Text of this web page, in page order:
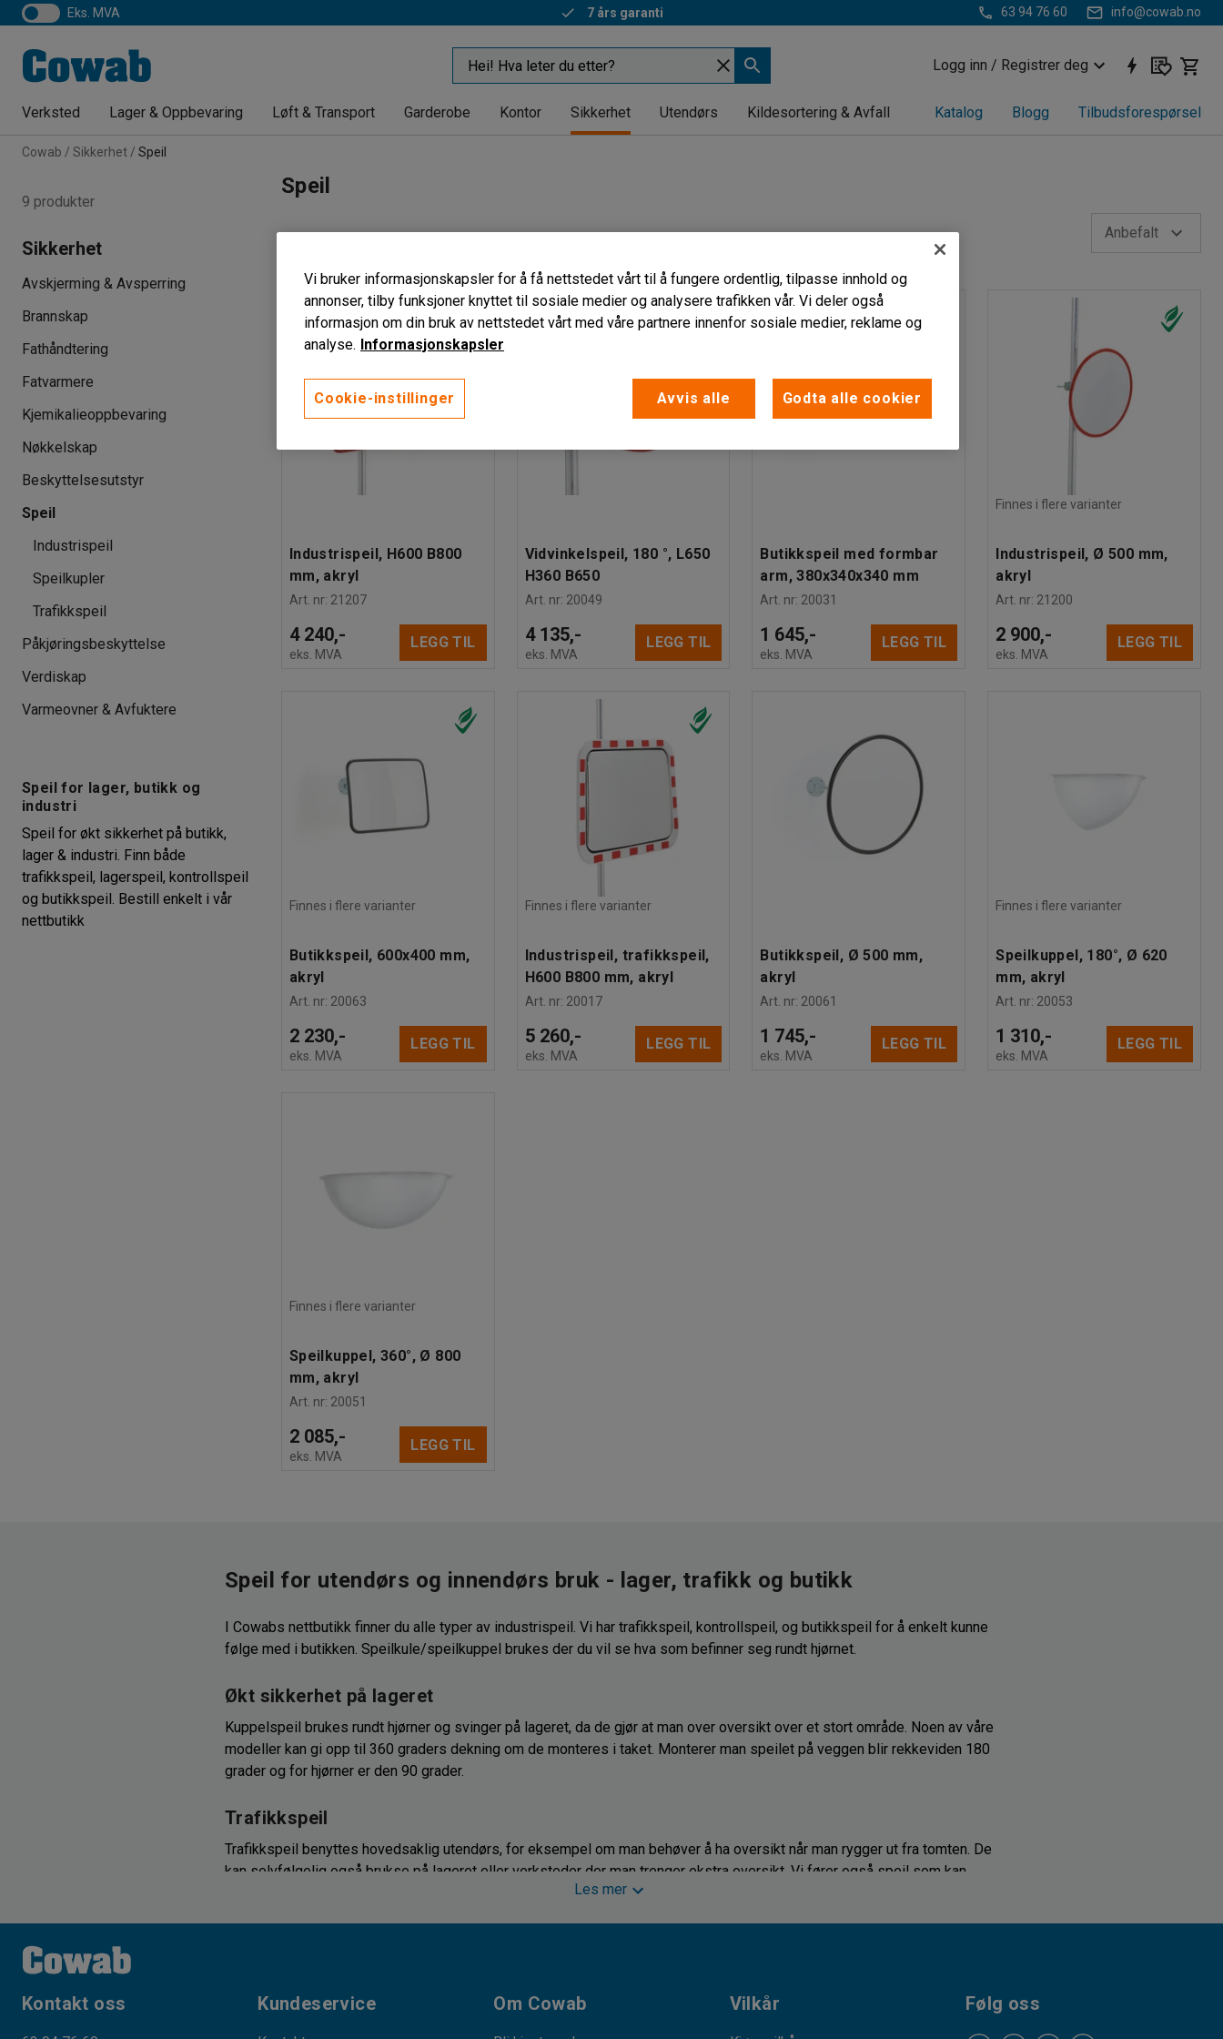
eks. MVA 7 års garanti 63 94 76 60 info@cowab.no
Logg inn / Registrer deg
Verksted Lager & Oppbevaring Løft & Transport Garderobe Kontor Sikkerhet Utendørs Kildesortering & Avfall Katalog Blogg Tilbudsforespørsel
Cowab Sikkerhet Speil
Speil
Anbefalt
Industrispeil, H600 B800
mm, akryl
Art. nr: 21207
4 240,-
eks. MVA
LEGG TIL
Vidvinkelspeil, 180 °, L650
H360 B650
Art. nr: 20049
4 135,-
eks. MVA
LEGG TIL
Butikkspeil med formbar
arm, 380x340x340 mm
Art. nr: 20031
1 645,-
eks. MVA
LEGG TIL
Finnes i flere varianter
Industrispeil, Ø 500 mm,
akryl
Art. nr: 21200
2 900,-
eks. MVA
LEGG TIL
Finnes i flere varianter
Butikkspeil, 600x400 mm,
akryl
Art. nr: 20063
2 230,-
eks. MVA
LEGG TIL
Finnes i flere varianter
Industrispeil, trafikkspeil,
H600 B800 mm, akryl
Art. nr: 20017
5 260,-
eks. MVA
LEGG TIL
Butikkspeil, Ø 500 mm,
akryl
Art. nr: 20061
1 745,-
eks. MVA
LEGG TIL
Finnes i flere varianter
Speilkuppel, 180°, Ø 620
mm, akryl
Art. nr: 20053
1 310,-
eks. MVA
LEGG TIL
Finnes i flere varianter
Speilkuppel, 360°, Ø 800
mm, akryl
Art. nr: 20051
2 085,-
eks. MVA
LEGG TIL
9 produkter
Sikkerhet
Avskjerming & Avsperring
Brannskap
Fathåndtering
Fatvarmere
Kjemikalieoppbevaring
Nøkkelskap
Beskyttelsesutstyr
Speil
Industrispeil
Speilkupler
Trafikkspeil
Påkjøringsbeskyttelse
Verdiskap
Varmeovner & Avfuktere
Speil for lager, butikk og
industri
Speil for økt sikkerhet på butikk,
lager & industri. Finn både
trafikkspeil, lagerspeil, kontrollspeil
og butikkspeil. Bestill enkelt i vår
nettbutikk
Speil for utendørs og innendørs bruk - lager, trafikk og butikk
I Cowabs nettbutikk finner du alle typer av industrispeil. Vi har trafikkspeil, kontrollspeil, og butikkspeil for å enkelt kunne
følge med i butikken. Speilkule/speilkuppel brukes der du vil se hva som befinner seg rundt hjørnet.
Økt sikkerhet på lageret
Kuppelspeil brukes rundt hjørner og svinger på lageret, da de gjør at man over oversikt over et stort område. Noen av våre
modeller kan gi opp til 360 graders dekning om de monteres i taket. Monterer man speilet på veggen blir rekkeviden 180
grader og for hjørner er den 90 grader.
Trafikkspeil
Trafikkspeil benyttes hovedsaklig utendørs, for eksempel om man behøver å ha oversikt når man rygger ut fra tomten. De
kan selvfølgelig også brukse på lageret eller verksteder der man trenger ekstra oversikt. Vi fører også speil som kan
monteres i truck, gravemaskin, hjullaster og alle andre typer av maskiner. Speilene er laget for å kunne tåle en trøkk.
Les mer
Kontakt oss Kundeservice Om Cowab Vilkår Følg oss
Vi bruker informasjonskapsler for å få nettstedet vårt til å fungere ordentlig, tilpasse innhold og
annonser, tilby funksjoner knyttet til sosiale medier og analysere trafikken vår. Vi deler også
informasjon om din bruk av nettstedet vårt med våre partnere innenfor sosiale medier, reklame og
analyse. Informasjonskapsler
Cookie-instillinger Avvis alle Godta alle cookier